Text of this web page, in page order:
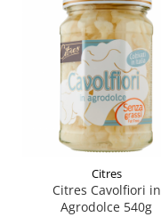
Citres
Citres Cavolfiori in
Agrodolce 540g